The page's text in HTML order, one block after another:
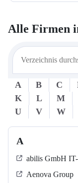
Alle Firmen
A B C
K
L M
U
V W
A
abilis GmbH
Aenova Group